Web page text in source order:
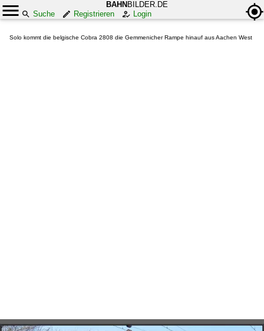
BAHN BILDER.DE
Suche
Registrieren Login
Solo kommt die belgische Cobra 2808 die Gemmenicher Rampe hinauf aus Aachen West